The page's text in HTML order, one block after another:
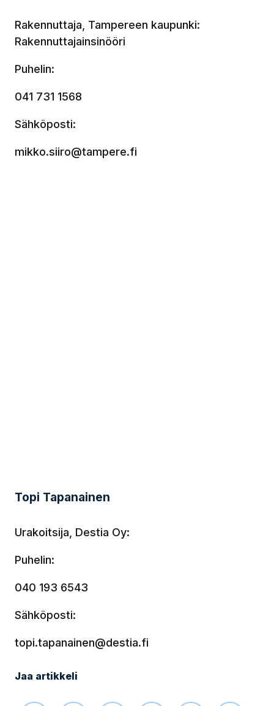
Rakennuttaja, Tampereen kaupunki:
Rakennuttajainsinööri
Puhelin:
041 731 1568
Sähköposti:
mikko.siiro@tampere.fi
Topi Tapanainen
Urakoitsija, Destia Oy:
Puhelin:
040 193 6543
Sähköposti:
topi.tapanainen@destia.fi
Jaa artikkeli